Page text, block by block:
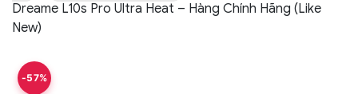
Dreame L10s Pro Ultra Heat – Hàng Chính Hãng (Like
New)
-57%